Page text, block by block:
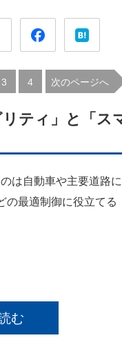
3 4 次のページへ
ティ」と「ス
は自動車や主要道路
最適制御に役立てる
む